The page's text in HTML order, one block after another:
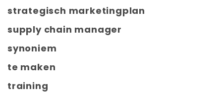
strategisch marketingplan
supply chain manager
synoniem
te maken
training